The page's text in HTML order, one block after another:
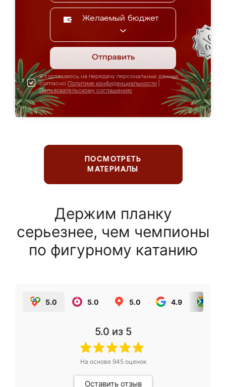
Желаемый бюджет
Отправить
Я соглашаюсь на передачу персональных данных
согласно Политике конфиденциальности
Пользовательскому соглашению
ПОСМОТРЕТЬ
МАТЕРИАЛЫ
Держим планку
серьезнее, чем чемпионы
по фигурному катанию
5.0 5.0 5.0 4.9
5.0 из 5
На основе 945оценок
Оставить отзыв